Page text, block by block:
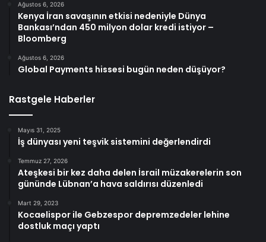
Ağustos 6, 2026
Kenya İran savaşının etkisi nedeniyle Dünya
Bankası’ndan 450 milyon dolar kredi istiyor –
Bloomberg
Ağustos 6, 2026
Global Payments hissesi bugün neden düşüyor?
Rastgele Haberler
Mayıs 31, 2025
İş dünyası yeni teşvik sistemini değerlendirdi
Temmuz 27, 2026
Ateşkesi bir kez daha delen İsrail müzakerelerin son
gününde Lübnan’a hava saldırısı düzenledi
Mart 29, 2023
Kocaelispor ile Gebzespor depremzedeler lehine
dostluk maçı yaptı